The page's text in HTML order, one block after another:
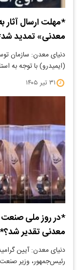
*مهلت ارسال آثار
معدنی» تمدید
دنیای معدن: سازمان
(ایمیدرو) با توجه به
۳۱ تیر ۱۴۰۵
*در روز ملی صنعت
معدنی تقدیر شد؟*
دنیای معدن: آیین
رئیس‌جمهور، وزیر